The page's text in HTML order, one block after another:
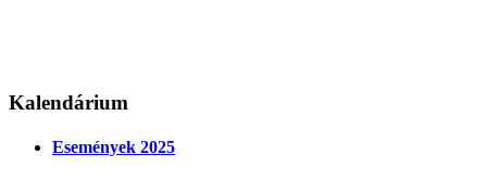
Kalendárium
Események 2025